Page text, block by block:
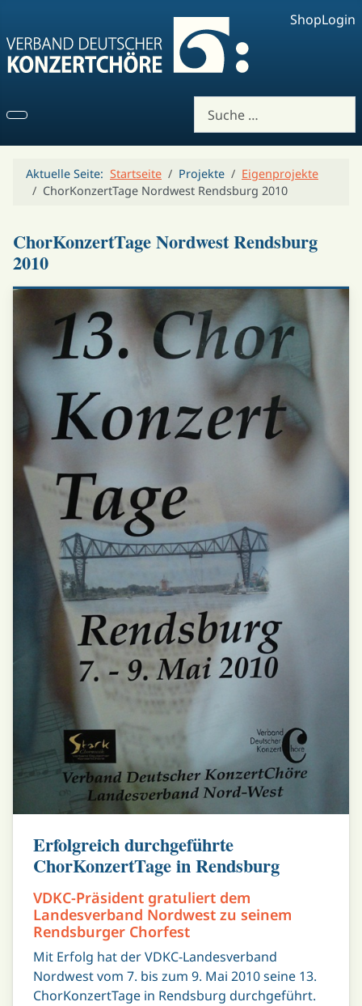
ShopLogin
Aktuelle Seite: Startseite Projekte
Eigenprojekte
ChorKonzertTage Nordwest Rendsburg 2010
ChorKonzertTage Nordwest Rendsburg
2010
Erfolgreich durchgeführte
ChorKonzertTage in Rendsburg
VDKC-Präsident gratuliert dem
Landesverband Nordwest zu seinem
Rendsburger Chorfest
Mit Erfolg hat der VDKC-Landesverband
Nordwest vom 7. bis zum 9. Mai 2010 seine 13.
ChorKonzertTage in Rendsburg durchgeführt.